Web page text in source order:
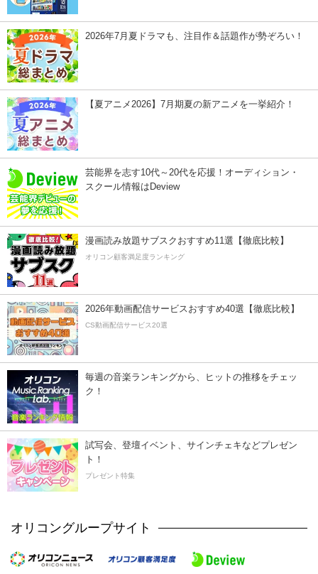
2026年7月夏ドラマも、注目作＆話題作が勢ぞろい！
【夏アニメ2026】7月期夏の新アニメを一挙紹介！
芸能界を志す10代～20代を応援！オーディション・
スクール情報はDeview
漫画読み放題サブスクおすすめ11選【徹底比較】
オリコン顧客満足度ランキング
2026年動画配信サービスおすすめ40選【徹底比較】
CS動画配信サービス20選
毎週の音楽ランキングから、ヒットの推移をチェッ
ク！
試写会、登壇イベント、サインチェキなどプレゼン
ト！
プレゼント特集
オリコングループサイト